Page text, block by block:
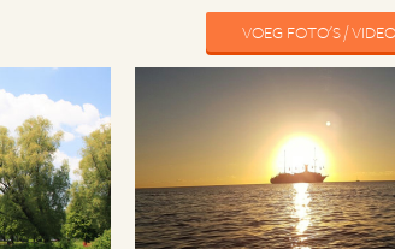
VOEG FOTO'S /